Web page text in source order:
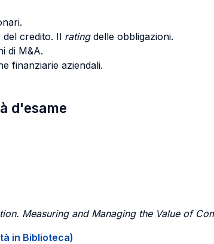
del credito. Il ratingdelle obbligazioni.
di M&A.
finanziarie aziendali.
d'esame
Measuring and Managing the Value of
in Biblioteca)